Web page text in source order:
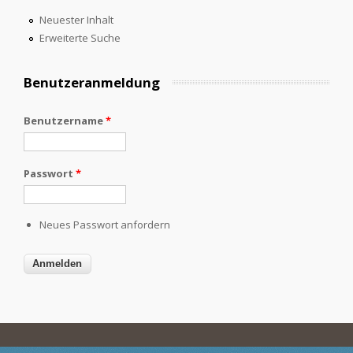
Neuester Inhalt
Erweiterte Suche
Benutzeranmeldung
Benutzername*
Passwort *
Neues Passwort anfordern